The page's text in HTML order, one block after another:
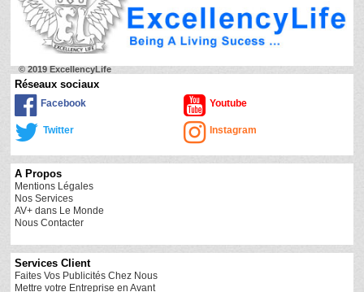
© 2019 ExcellencyLife
Réseaux sociaux
Facebook Youtube
Twitter Instagram
A Propos
Mentions Légales
Nos Services
AV+ dans Le Monde
Nous Contacter
Services Client
Faites Vos Publicités Chez Nous
Mettre votre Entreprise en Avant